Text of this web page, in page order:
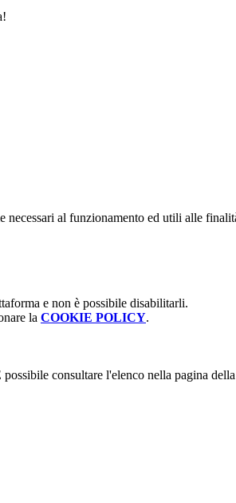
al funzionamento ed utili alle
e non è possibile disabilitarli.
la COOKIE POLICY.
consultare l'elenco nella pagina